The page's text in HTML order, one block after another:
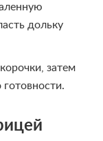
дольку
затем